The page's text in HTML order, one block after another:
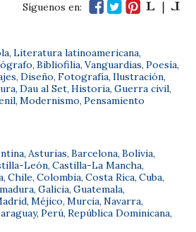
Síguenos en:
, Literatura latinoamericana,
, Bibliofilia, Vanguardias, Poesía,
, Diseño, Fotografía, Ilustración,
, Dau al Set, Historia, Guerra civil,
, Modernismo, Pensamiento
, Asturias, Barcelona, Bolivia,
León, Castilla-La Mancha,
, Chile, Colombia, Costa Rica, Cuba,
, Galicia, Guatemala,
, Méjico, Murcia, Navarra,
, Perú, República Dominicana,